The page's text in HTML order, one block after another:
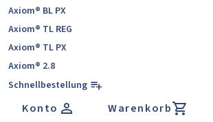
Axiom® BL PX
Axiom® TL REG
Axiom® TL PX
Axiom® 2.8
Schnellbestellung
Konto
Warenkorb